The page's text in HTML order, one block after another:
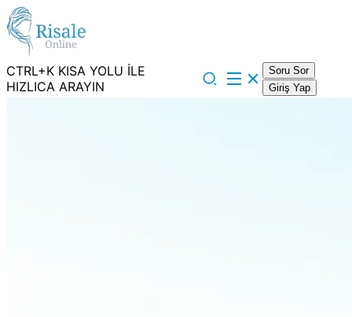
CTRL+K KISA YOLU İLE
HIZLICA ARAYIN
Soru Sor
Giriş Yap